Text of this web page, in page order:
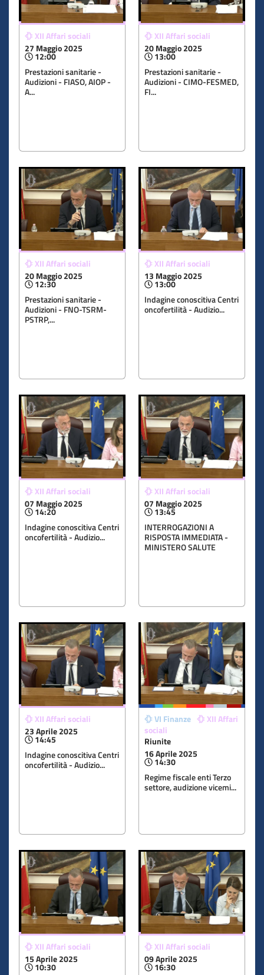
XII Affari sociali
27 Maggio 2025
12:00
Prestazioni sanitarie -
Audizioni - FIASO, AIOP -
A...
XII Affari sociali
20 Maggio 2025
13:00
Prestazioni sanitarie -
Audizioni - CIMO-FESMED,
FI...
XII Affari sociali
20 Maggio 2025
12:30
Prestazioni sanitarie -
Audizioni - FNO-TSRM-
PSTRP,...
XII Affari sociali
13 Maggio 2025
13:00
Indagine conoscitiva Centri
oncofertilità - Audizio...
XII Affari sociali
07 Maggio 2025
14:20
Indagine conoscitiva Centri
oncofertilità - Audizio...
XII Affari sociali
07 Maggio 2025
13:45
INTERROGAZIONI A
RISPOSTA IMMEDIATA -
MINISTERO SALUTE
XII Affari sociali
23 Aprile 2025
14:45
Indagine conoscitiva Centri
oncofertilità - Audizio...
VI Finanze
XII Affari
sociali
Riunite
16 Aprile 2025
14:30
Regime fiscale enti Terzo
settore, audizione vicemi...
XII Affari sociali
15 Aprile 2025
10:30
XII Affari sociali
09 Aprile 2025
16:30